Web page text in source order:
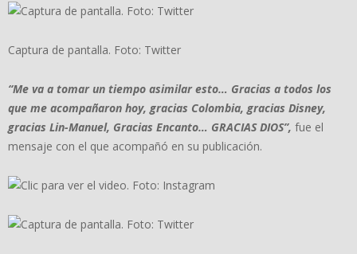
Captura de pantalla. Foto: Twitter
“Me va a tomar un tiempo asimilar esto… Gracias a todos los
que me acompañaron hoy, gracias Colombia, gracias Disney,
gracias Lin-Manuel, Gracias Encanto… GRACIAS DIOS”, fue el
mensaje con el que acompañó en su publicación.